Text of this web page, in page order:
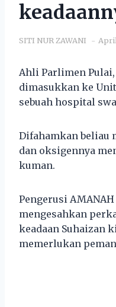
SITI NUR ZAWANI
Ahli Parlimen Pulai,
dimasukkan ke
sebuah hospital
Difahamkan beliau
dan oksigennya
kuman.
Pengerusi
mengesahkan
keadaan Suhaizan
memerlukan